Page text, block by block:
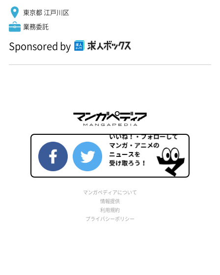
東京都 江戸川区
業務委託
Sponsored by
マンガペディアについて
情報提供
利用規約
プライバシーポリシー